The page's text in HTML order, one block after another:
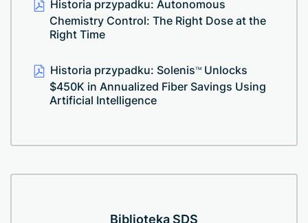
Historia przypadku: Autonomous
Chemistry Control: The Right Dose at the
Right Time
Historia przypadku: SolenisTM
Unlocks
$450K in Annualized Fiber Savings Using
Artificial Intelligence
Biblioteka SDS